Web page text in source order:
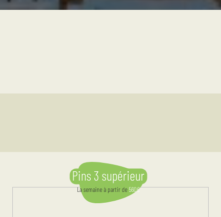
Pins 3 supérieur
La semaineà partir de560€